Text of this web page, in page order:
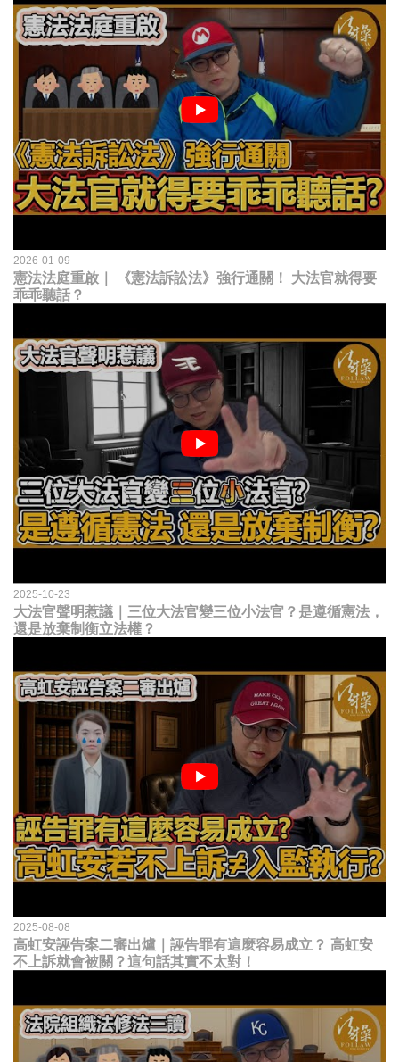
2026-01-09
憲法法庭重啟｜ 《憲法訴訟法》強行通關！ 大法官就得要
乖乖聽話？
2025-10-23
大法官聲明惹議｜三位大法官變三位小法官？是遵循憲法，
還是放棄制衡立法權？
2025-08-08
高虹安誣告案二審出爐｜誣告罪有這麼容易成立？ 高虹安
不上訴就會被關？這句話其實不太對！